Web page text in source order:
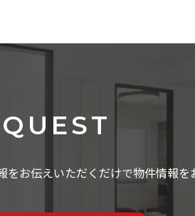
お伝えいただくだけで物件情報を